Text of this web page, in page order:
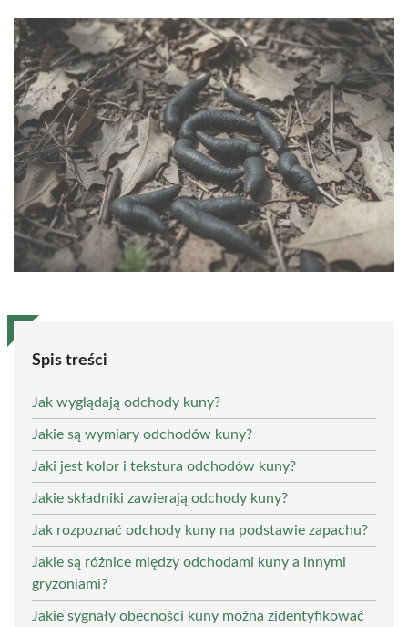
Spis treści
Jak wyglądają odchody kuny?
Jakie są wymiary odchodów kuny?
Jaki jest kolor i tekstura odchodów kuny?
Jakie składniki zawierają odchody kuny?
Jak rozpoznać odchody kuny na podstawie zapachu?
Jakie są różnice między odchodami kuny a innymi
gryzoniami?
Jakie sygnały obecności kuny można zidentyfikować